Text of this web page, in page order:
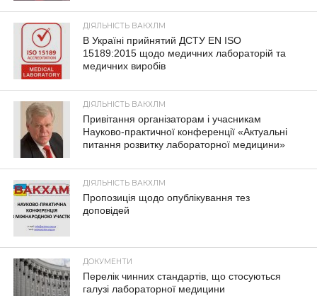
ДІЯЛЬНІСТЬ ВАКХЛМ
В Україні прийнятий ДСТУ EN ISO
15189:2015 щодо медичних лабораторій та
медичних виробів
ДІЯЛЬНІСТЬ ВАКХЛМ
Привітання організаторам і учасникам
Науково-практичної конференції «Актуальні
питання розвитку лабораторної медицини»
ДІЯЛЬНІСТЬ ВАКХЛМ
Пропозиція щодо опублікування тез
доповідей
ДОКУМЕНТИ
Перелік чинних стандартів, що стосуються
галузі лабораторної медицини